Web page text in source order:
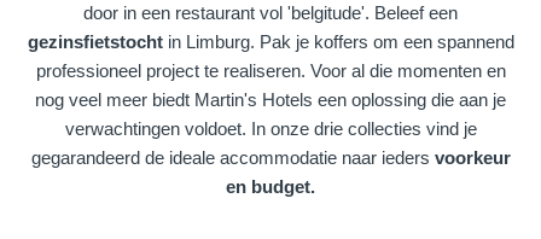
door in een restaurant vol 'belgitude'. Beleef een
gezinsfietstocht in Limburg. Pak je koffers om een ​​spannend
professioneel project te realiseren. Voor al die momenten en
nog veel meer biedt Martin's Hotels een oplossing die aan je
verwachtingen voldoet. In onze drie collecties vind je
gegarandeerd de ideale accommodatie naar ieders voorkeur
en budget.